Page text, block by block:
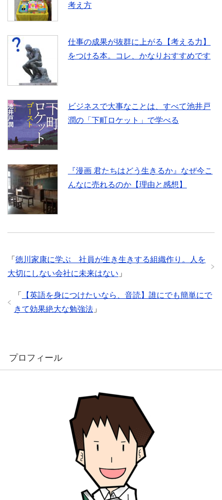
k
考え方
仕事の成果が抜群に上がる【考える力】
をつける本。コレ、かなりおすすめです
ビジネスで大事なことは、すべて池井戸
潤の「下町ロケット」で学べる
『漫画 君たちはどう生きるか』なぜ今こ
んなに売れるのか【理由と感想】
「 徳川家康に学ぶ 社員が生き生きする組織作り。人を
大切にしない会社に未来はない 」
「
【英語を身につけたいなら、音読】誰にでも簡単にで
きて効果絶大な勉強法 」
プロフィール